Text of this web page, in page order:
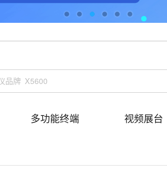
多功能终端 视频展台